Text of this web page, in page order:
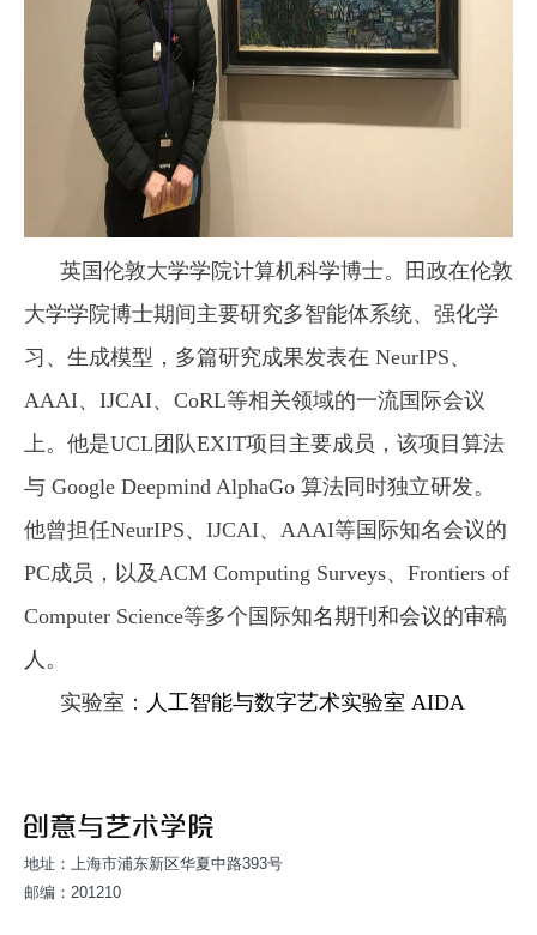
英国伦敦大学学院计算机科学博士。田政在伦敦
大学学院博士期间主要研究多智能体系统、强化学
习、生成模型，多篇研究成果发表在 NeurIPS、
AAAI、 IJCAI、 CoRL等相关领域的一流国际会议
上。他是UCL 团队EXIT项目主要成员，该项目算法
与 Google Deepmind AlphaGo 算法同时独立研发。
他曾担任NeurIPS、 IJCAI、 AAAI等国际知名会议的
PC成员，以及ACM Computing Surveys、 Frontiers of
Computer Science等多个国际知名期刊和会议的审稿
人。
实验室： 人工智能与数字艺术实验室 AIDA
地址：上海市浦东新区华夏中路393号
邮编：201210